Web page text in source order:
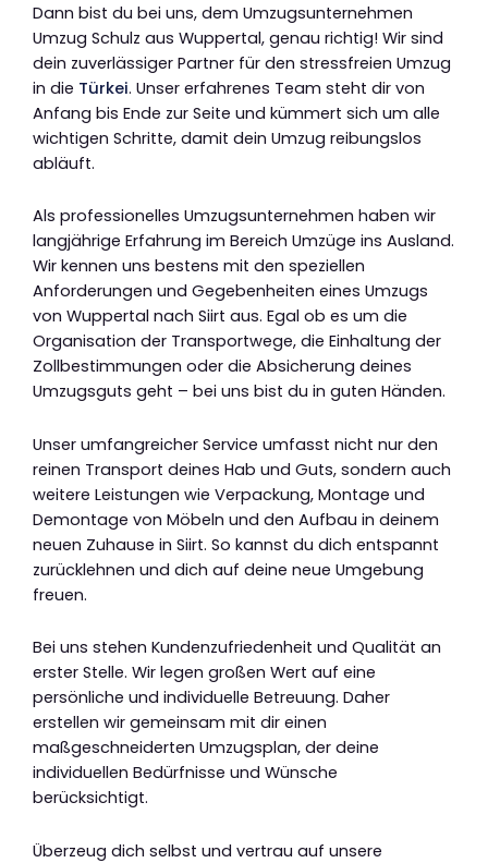
Dann bist du bei uns, dem Umzugsunternehmen
Umzug Schulz aus Wuppertal, genau richtig! Wir sind
dein zuverlässiger Partner für den stressfreien Umzug
in die Türkei. Unser erfahrenes Team steht dir von
Anfang bis Ende zur Seite und kümmert sich um alle
wichtigen Schritte, damit dein Umzug reibungslos
abläuft.
Als professionelles Umzugsunternehmen haben wir
langjährige Erfahrung im Bereich Umzüge ins Ausland.
Wir kennen uns bestens mit den speziellen
Anforderungen und Gegebenheiten eines Umzugs
von Wuppertal nach Siirt aus. Egal ob es um die
Organisation der Transportwege, die Einhaltung der
Zollbestimmungen oder die Absicherung deines
Umzugsguts geht – bei uns bist du in guten Händen.
Unser umfangreicher Service umfasst nicht nur den
reinen Transport deines Hab und Guts, sondern auch
weitere Leistungen wie Verpackung, Montage und
Demontage von Möbeln und den Aufbau in deinem
neuen Zuhause in Siirt. So kannst du dich entspannt
zurücklehnen und dich auf deine neue Umgebung
freuen.
Bei uns stehen Kundenzufriedenheit und Qualität an
erster Stelle. Wir legen großen Wert auf eine
persönliche und individuelle Betreuung. Daher
erstellen wir gemeinsam mit dir einen
maßgeschneiderten Umzugsplan, der deine
individuellen Bedürfnisse und Wünsche
berücksichtigt.
Überzeug dich selbst und vertrau auf unsere